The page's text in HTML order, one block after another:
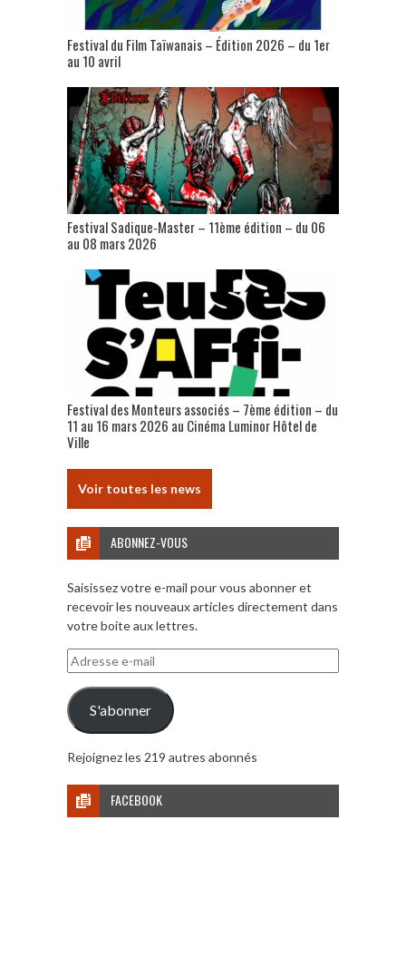
Festival du Film Taïwanais – Édition 2026 – du 1er
au 10 avril
Festival Sadique-Master – 11ème édition – du 06
au 08 mars 2026
Festival des Monteurs associés – 7ème édition – du
11 au 16 mars 2026 au Cinéma Luminor Hôtel de
Ville
Voir toutes les news
ABONNEZ-VOUS
Saisissez votre e-mail pour vous abonner et
recevoir les nouveaux articles directement dans
votre boite aux lettres.
Adresse
e-
mail
S'abonner
Rejoignez les 219 autres abonnés
FACEBOOK